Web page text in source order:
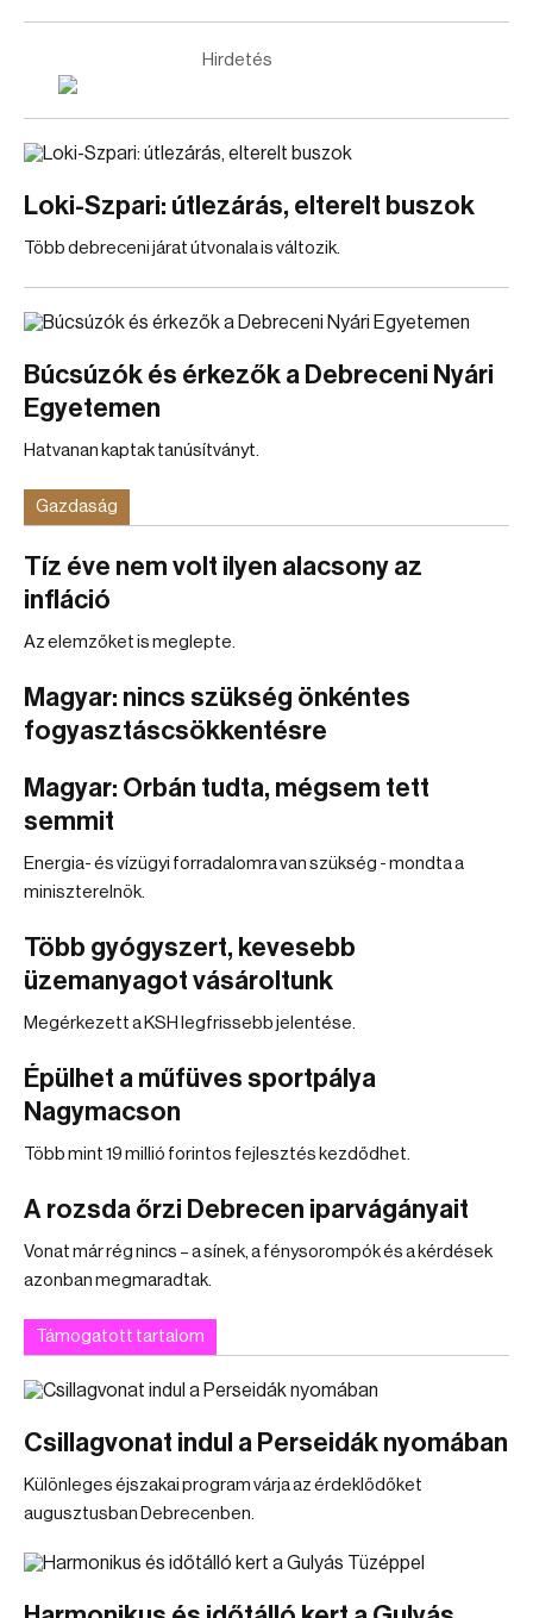
Hirdetés
Loki-Szpari: útlezárás, elterelt buszok
Több debreceni járat útvonala is változik.
Búcsúzók és érkezők a Debreceni Nyári
Egyetemen
Hatvanan kaptak tanúsítványt.
Gazdaság
Tíz éve nem volt ilyen alacsony az
infláció
Az elemzőket is meglepte.
Magyar: nincs szükség önkéntes
fogyasztáscsökkentésre
Magyar: Orbán tudta, mégsem tett
semmit
Energia- és vízügyi forradalomra van szükség - mondta a
miniszterelnök.
Több gyógyszert, kevesebb
üzemanyagot vásároltunk
Megérkezett a KSH legfrissebb jelentése.
Épülhet a műfüves sportpálya
Nagymacson
Több mint 19 millió forintos fejlesztés kezdődhet.
A rozsda őrzi Debrecen iparvágányait
Vonat már rég nincs – a sínek, a fénysorompók és a kérdések
azonban megmaradtak.
Támogatott tartalom
Csillagvonat indul a Perseidák nyomában
Különleges éjszakai program várja az érdeklődőket
augusztusban Debrecenben.